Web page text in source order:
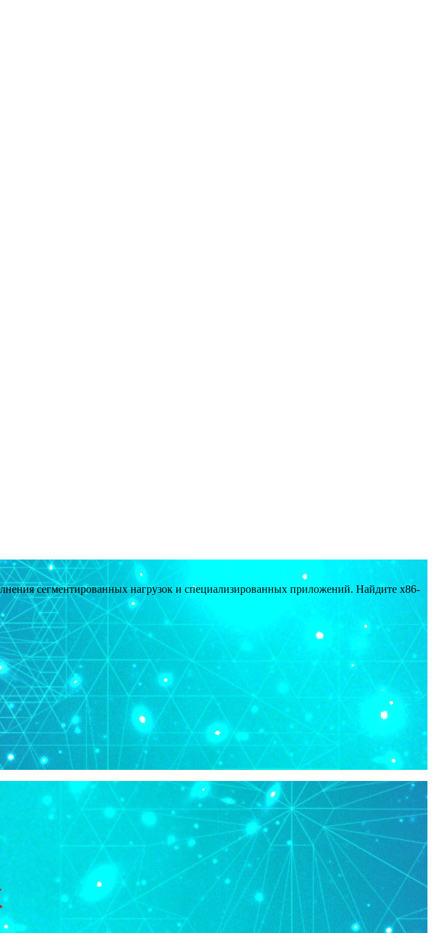
сегментированных нагрузок и специализированных приложений. Найдите x86-